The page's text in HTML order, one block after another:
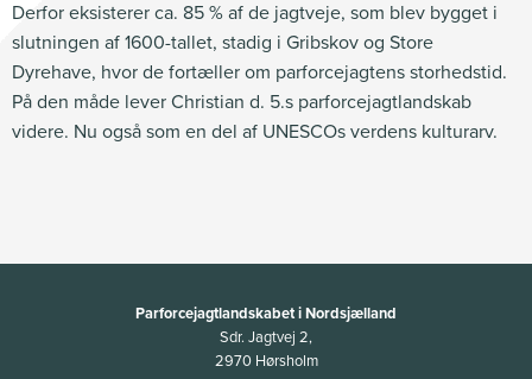
Derfor eksisterer ca. 85 % af de jagtveje, som blev bygget i
slutningen af 1600-tallet, stadig i Gribskov og Store
Dyrehave, hvor de fortæller om parforcejagtens storhedstid.
På den måde lever Christian d. 5.s parforcejagtlandskab
videre. Nu også som en del af UNESCOs verdens kulturarv.
Parforcejagtlandskabet i Nordsjælland
Sdr. Jagtvej 2,
2970 Hørsholm